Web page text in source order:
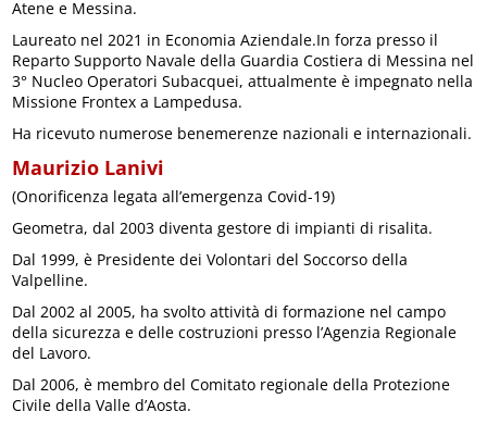
Atene e Messina.
Laureato nel 2021 in Economia Aziendale.In forza presso il
Reparto Supporto Navale della Guardia Costiera di Messina nel
3° Nucleo Operatori Subacquei, attualmente è impegnato nella
Missione Frontex a Lampedusa.
Ha ricevuto numerose benemerenze nazionali e internazionali.
Maurizio Lanivi
(Onorificenza legata all’emergenza Covid-19)
Geometra, dal 2003 diventa gestore di impianti di risalita.
Dal 1999, è Presidente dei Volontari del Soccorso della
Valpelline.
Dal 2002 al 2005, ha svolto attività di formazione nel campo
della sicurezza e delle costruzioni presso l’Agenzia Regionale
del Lavoro.
Dal 2006, è membro del Comitato regionale della Protezione
Civile della Valle d’Aosta.